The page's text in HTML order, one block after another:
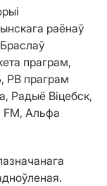
раёнаў
праграм,
РВ праграм
Радыё Віцебск,
FM, Альфа